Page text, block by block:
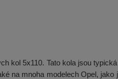
kol 5x110. Tato kola jsou
na mnoha modelech Opel,